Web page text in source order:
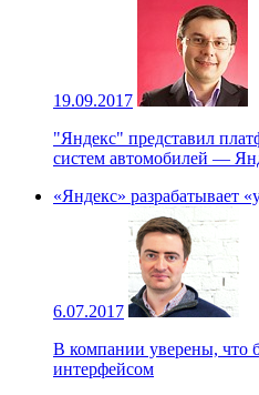
19.09.2017
"Яндекс" представил
систем автомобилей —
«Яндекс» разрабатывает
6.07.2017
В компании уверены, что
интерфейсом